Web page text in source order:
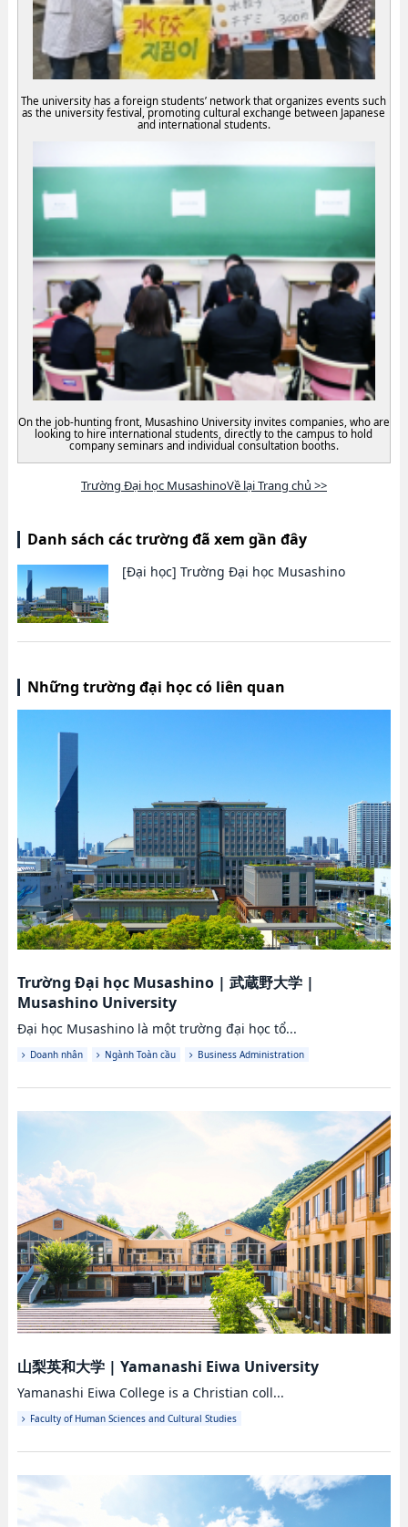
The university has a foreign students’ network that organizes events such
as the university festival, promoting cultural exchange between Japanese
and international students.
On the job-hunting front, Musashino University invites companies, who are
looking to hire international students, directly to the campus to hold
company seminars and individual consultation booths.
Trường Đại học MusashinoVề lại Trang chủ >>
Danh sách các trường đã xem gần đây
[Đại học] Trường Đại học Musashino
Những trường đại học có liên quan
Trường Đại học Musashino| 武蔵野大学|
Musashino University
Đại học Musashino là một trường đại học tổ...
Doanh nhân Ngành Toàn cầu Business Administration
山梨英和大学| Yamanashi Eiwa University
Yamanashi Eiwa College is a Christian coll...
Faculty of Human Sciences and Cultural Studies